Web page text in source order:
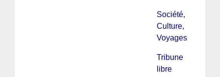
Société,
Culture,
Voyages
Tribune
libre